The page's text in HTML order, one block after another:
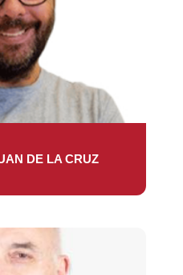
DE LA CRUZ